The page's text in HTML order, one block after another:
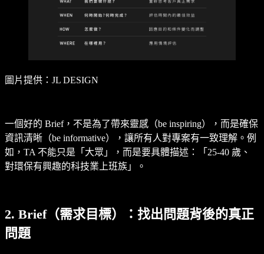
圖片提供：JL DESIGN
一個好的 Brief，不是為了帶來靈感（be inspiring），而是確保
資訊清晰（be informative），讓所有人對專案有一致理解。例
如，TA 不能只是「大眾」，而是要具體描述：「25-40 歲、
對環保有興趣的科技業上班族」。
2. Brief（需求目標）：找出問題背後的真正
問題